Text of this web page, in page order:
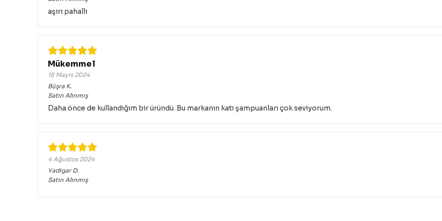
aşırı pahallı
Mükemmel
18 Mayıs 2024
Büşra K.
Satın Alınmış
Daha önce de kullandığım bir üründü. Bu markanın katı şampuanları çok seviyorum.
4 Ağustos 2024
Yadigar D.
Satın Alınmış